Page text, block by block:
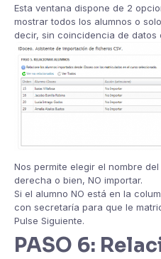
Esta ventana dispone de 2
mostrar todos los alumnos o
decir, sin coincidencia de datos
Nos permite elegir el nombre
derecha o bien, NO importar.
Si el alumno NO está en la
con secretaría para que le
Pulse Siguiente.
PASO 6: